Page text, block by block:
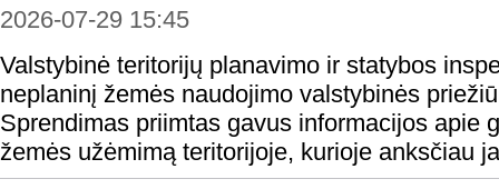
2026-07-29 15:45
Valstybinė teritorijų planavimo ir statybos
neplaninį žemės naudojimo valstybinės
Sprendimas priimtas gavus informacijos apie
žemės užėmimą teritorijoje, kurioje anksčiau